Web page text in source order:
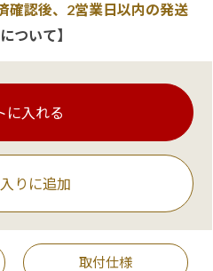
認後、2営業日以内の発送
ついて】
りに追加
取付仕様